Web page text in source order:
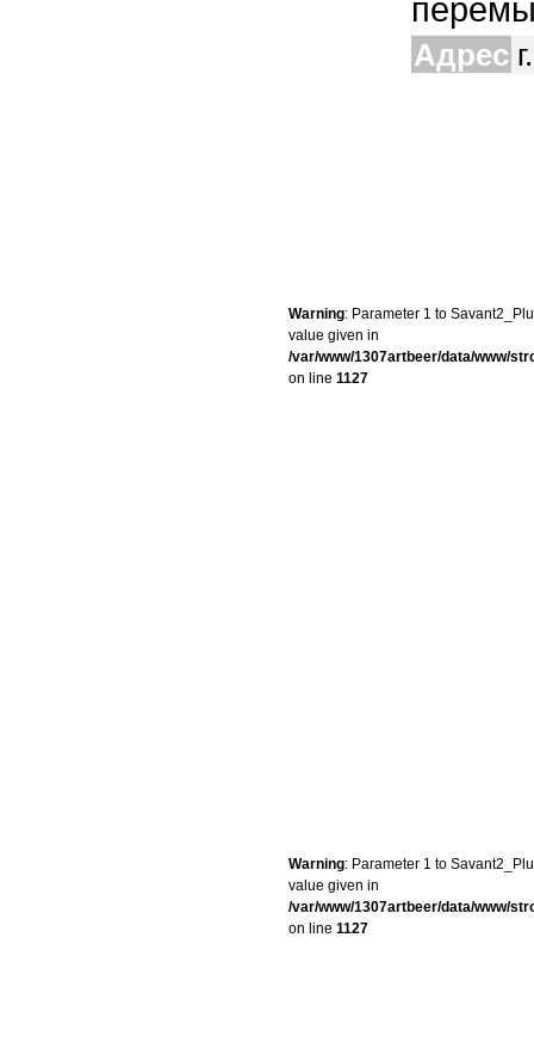
Адрес
Warning: Parameter 1 to
value given in
/var/www/1307artbeer/data/www/
on line 1127
Warning: Parameter 1 to
value given in
/var/www/1307artbeer/data/www/
on line 1127